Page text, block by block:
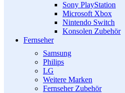
Sony PlayStation
Microsoft Xbox
Nintendo Switch
Konsolen Zubehör
Fernseher
Samsung
Philips
LG
Weitere Marken
Fernseher Zubehör